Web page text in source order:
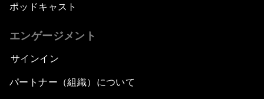
ポッドキャスト
エンゲージメント
サインイン
パートナー（組織）について